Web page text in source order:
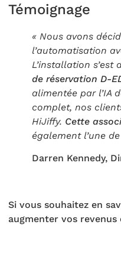
Témoignage
« Nous avons
l’automatisation
L’installation
de réservation D-
alimentée par l’IA
complet, nos
HiJiffy. Cette
également l’une
Darren Kennedy,
Si vous souhaitez en
augmenter vos revenus